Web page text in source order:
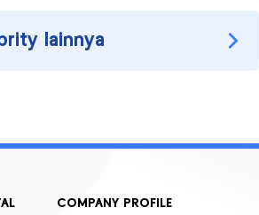
lainnya
COMPANY PROFILE